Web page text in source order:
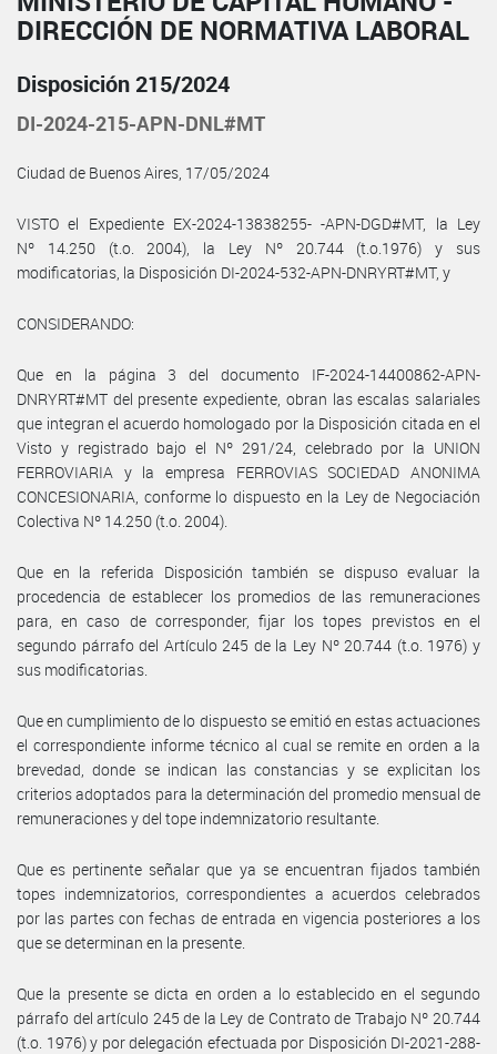
DIRECCIÓN DE NORMATIVA LABORAL
Disposición 215/2024
DI-2024-215-APN-DNL#MT
Ciudad de Buenos Aires, 17/05/2024
VISTO el Expediente EX-2024-13838255- -APN-DGD#MT, la Ley
Nº 14.250 (t.o. 2004), la Ley Nº 20.744 (t.o.1976) y sus
modificatorias, la Disposición DI-2024-532-APN-DNRYRT#MT, y
CONSIDERANDO:
Que en la página 3 del documento IF-2024-14400862-APN-
DNRYRT#MT del presente expediente, obran las escalas salariales
que integran el acuerdo homologado por la Disposición citada en el
Visto y registrado bajo el Nº 291/24, celebrado por la UNION
FERROVIARIA y la empresa FERROVIAS SOCIEDAD ANONIMA
CONCESIONARIA, conforme lo dispuesto en la Ley de Negociación
Colectiva Nº 14.250 (t.o. 2004).
Que en la referida Disposición también se dispuso evaluar la
procedencia de establecer los promedios de las remuneraciones
para, en caso de corresponder, fijar los topes previstos en el
segundo párrafo del Artículo 245 de la Ley Nº 20.744 (t.o. 1976) y
sus modificatorias.
Que en cumplimiento de lo dispuesto se emitió en estas actuaciones
el correspondiente informe técnico al cual se remite en orden a la
brevedad, donde se indican las constancias y se explicitan los
criterios adoptados para la determinación del promedio mensual de
remuneraciones y del tope indemnizatorio resultante.
Que es pertinente señalar que ya se encuentran fijados también
topes indemnizatorios, correspondientes a acuerdos celebrados
por las partes con fechas de entrada en vigencia posteriores a los
que se determinan en la presente.
Que la presente se dicta en orden a lo establecido en el segundo
párrafo del artículo 245 de la Ley de Contrato de Trabajo Nº 20.744
(t.o. 1976) y por delegación efectuada por Disposición DI-2021-288-